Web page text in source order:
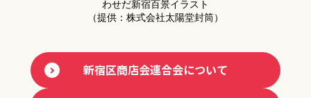
わせだ新宿百景イラスト
（提供：株式会社太陽堂封筒）
新宿区商店会連合会について